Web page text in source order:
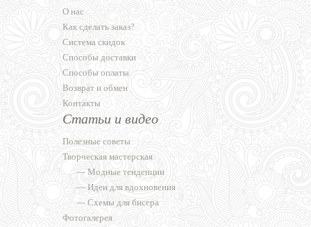
О нас
Как сделать заказ?
Система скидок
Способы доставки
Способы оплаты
Возврат и обмен
Контакты
Статьи и видео
Полезные советы
Творческая мастерская
— Модные тенденции
— Идеи для вдохновения
— Схемы для бисера
Фотогалерея